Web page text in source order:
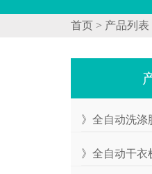
首页 > 产品列表
》全自动洗涤
》全自动干衣